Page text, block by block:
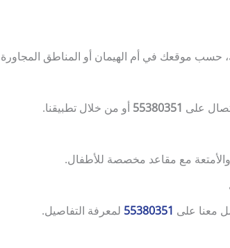
على 55380351 أو من خلال تطبيقنا.
والأمتعة مع مقاعد مخصصة للأطفال.
معنا على 55380351 لمعرفة التفاصيل.